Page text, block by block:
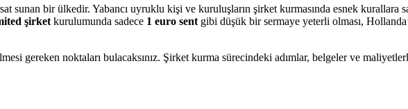
sunan bir ülkedir. Yabancı uyruklu kişi ve kuruluşların şirket kurmasında esnek kurallara
şirket kurulumunda sadece 1 euro sent gibi düşük bir sermaye yeterli olması,
gereken noktaları bulacaksınız. Şirket kurma sürecindeki adımlar, belgeler ve